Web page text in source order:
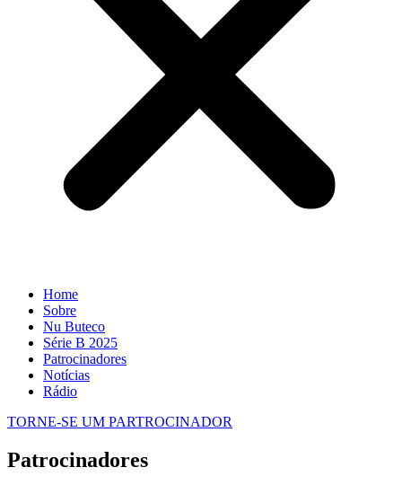
Home
Sobre
Nu Buteco
Série B 2025
Patrocinadores
Notícias
Rádio
TORNE-SE UM PARTROCINADOR
Patrocinadores